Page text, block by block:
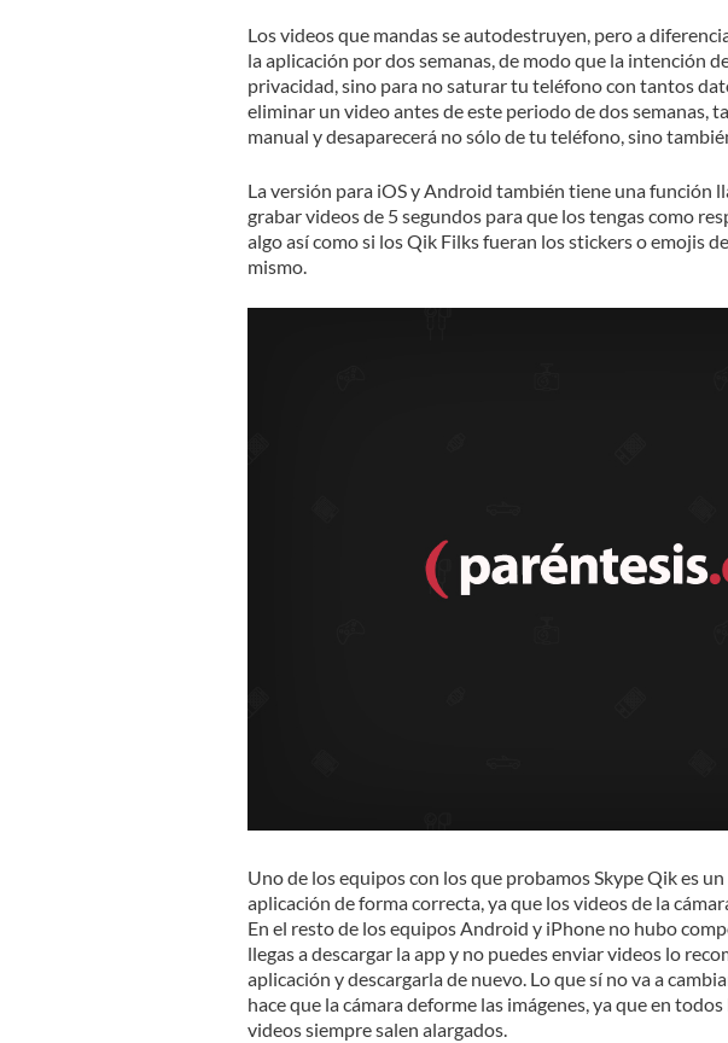
Los videos que mandas se autodestruyen, pero a
la aplicación por dos semanas, de modo que la intención
privacidad, sino para no saturar tu teléfono con tantos
eliminar un video antes de este periodo de dos semanas,
manual y desaparecerá no sólo de tu teléfono, sino
La versión para iOS y Android también tiene una función
grabar videos de 5 segundos para que los tengas como
algo así como si los Qik Filks fueran los stickers o emojis
mismo.
Uno de los equipos con los que probamos Skype Qik es
aplicación de forma correcta, ya que los videos de la
En el resto de los equipos Android y iPhone no hubo
llegas a descargar la app y no puedes enviar videos lo
aplicación y descargarla de nuevo. Lo que sí no va a
hace que la cámara deforme las imágenes, ya que en
videos siempre salen alargados.